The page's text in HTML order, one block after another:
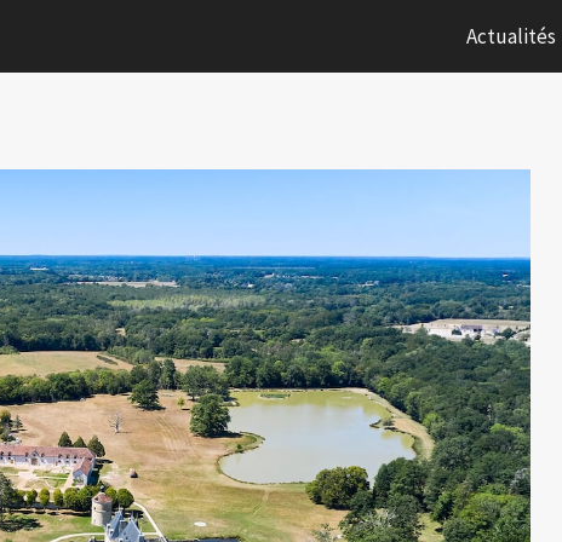
Actualités